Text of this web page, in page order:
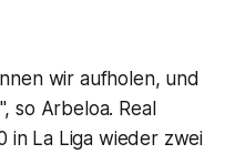
wir aufholen, und
so Arbeloa. Real
in La Liga wieder zwei